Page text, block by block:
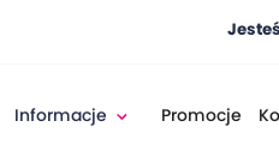
Informacje Promocje